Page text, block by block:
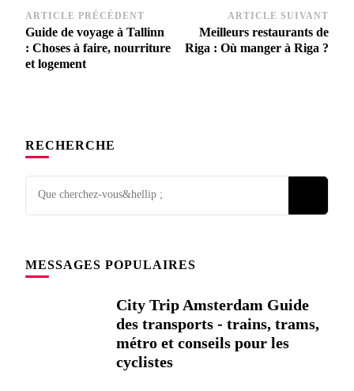
Navigation
postale
ARTICLE PRÉCÉDENT
Guide de voyage à Tallinn
: Choses à faire, nourriture
et logement
ARTICLE SUIVANT
Meilleurs restaurants de
Riga : Où manger à Riga ?
RECHERCHE
Vous
cherchez
?
MESSAGES POPULAIRES
City Trip Amsterdam Guide
des transports - trains, trams,
métro et conseils pour les
cyclistes